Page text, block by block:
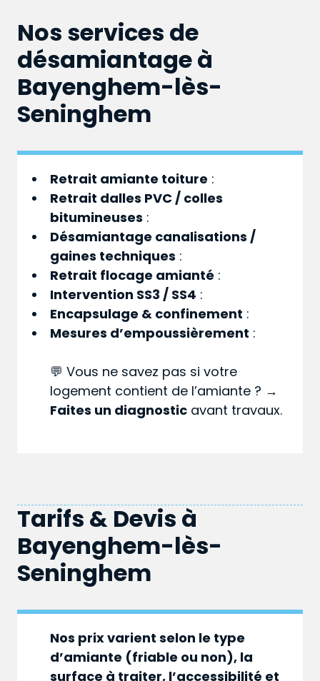
Nos services de
désamiantage à
Bayenghem-lès-
Seninghem
Retrait amiante toiture :
Retrait dalles PVC / colles
bitumineuses :
Désamiantage canalisations /
gaines techniques :
Retrait flocage amianté :
Intervention SS3 / SS4 :
Encapsulage & confinement :
Mesures d’empoussièrement :
💬 Vous ne savez pas si votre
logement contient de l’amiante ? →
Faites un diagnostic avant travaux.
Tarifs & Devis à
Bayenghem-lès-
Seninghem
Nos prix varient selon le type
d’amiante (friable ou non), la
surface à traiter, l’accessibilité et